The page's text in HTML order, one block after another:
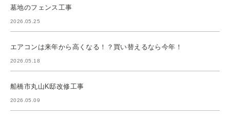
墓地のフェンス工事
2026.05.25
エアコンは来年から高くなる！？買い替えるなら今年！
2026.05.18
船橋市丸山K邸改修工事
2026.05.09